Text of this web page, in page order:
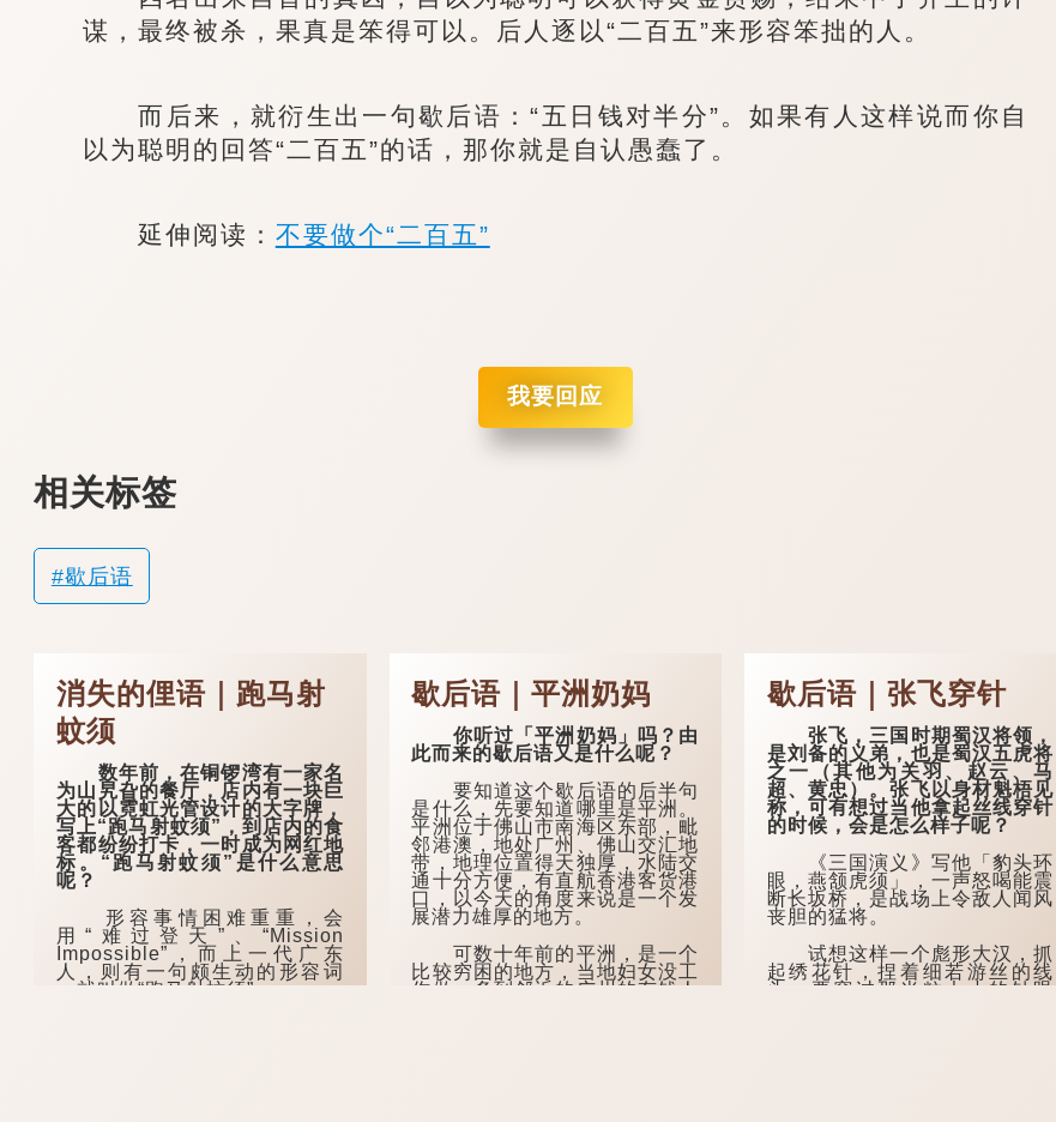
谋，最终被杀，果真是笨得可以。后人逐以“二百五”来形容笨拙的人。
而后来，就衍生出一句歇后语：“五日钱对半分”。如果有人这样说而你自
以为聪明的回答“二百五”的话，那你就是自认愚蠢了。
延伸阅读： 不要做个“二百五”
我要回应
相关标签
歇后语
消失的俚语｜跑马射
蚊须
数年前，在铜锣湾有一家名
为山旯旮的餐厅，店内有一块巨
大的以霓虹光管设计的大字牌，
写上“跑马射蚊须”，到店内的食
客都纷纷打卡，一时成为网红地
标。“跑马射蚊须”是什么意思
呢？
形容事情困难重重，会
用“难过登天”、“Mission
Impossible”，而上一代广东
人，则有一句颇生动的形容词
，就叫做“跑马射蚊须”。
歇后语｜平洲奶妈
你听过「平洲奶妈」吗？由
此而来的歇后语又是什么呢？
要知道这个歇后语的后半句
是什么，先要知道哪里是平洲。
平洲位于佛山市南海区东部，毗
邻港澳，地处广州、佛山交汇地
带，地理位置得天独厚，水陆交
通十分方便，有直航香港客货港
口，以今天的角度来说是一个发
展潜力雄厚的地方。
可数十年前的平洲，是一个
比较穷困的地方，当地妇女没工
作做，多到邻近的广州的有钱人
歇后语｜张飞穿针
张飞，三国时期蜀汉将领，
是刘备的义弟，也是蜀汉五虎将
之一（其他为关羽、赵云、马
超、黄忠）。张飞以身材魁梧见
称，可有想过当他拿起丝线穿针
的时候，会是怎么样子呢？
《三国演义》写他「豹头环
眼，燕颔虎须」，一声怒喝能震
断长坂桥，是战场上令敌人闻风
丧胆的猛将。
试想这样一个彪形大汉，抓
起绣花针，捏着细若游丝的线
头，要穿过那米粒大小的针眼